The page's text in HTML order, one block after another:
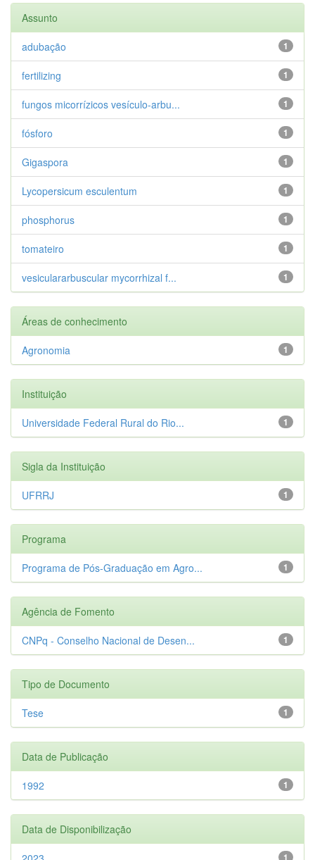
Assunto
1
adubação
1
fertilizing
1
fungos micorrízicos vesículo-arbu...
1
fósforo
1
Gigaspora
1
Lycopersicum esculentum
1
phosphorus
1
tomateiro
1
vesiculararbuscular mycorrhizal f...
Áreas de conhecimento
1
Agronomia
Instituição
1
Universidade Federal Rural do Rio...
Sigla da Instituição
1
UFRRJ
Programa
1
Programa de Pós-Graduação em Agro...
Agência de Fomento
1
CNPq - Conselho Nacional de Desen...
Tipo de Documento
1
Tese
Data de Publicação
1
1992
Data de Disponibilização
1